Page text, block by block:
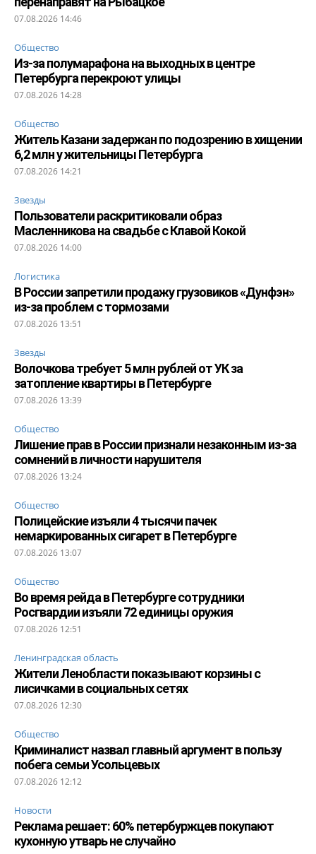
07.08.2026 14:46
Общество
Из-за полумарафона на выходных в центре
Петербурга перекроют улицы
07.08.2026 14:28
Общество
Житель Казани задержан по подозрению в хищении
6,2 млн у жительницы Петербурга
07.08.2026 14:21
Звезды
Пользователи раскритиковали образ
Масленникова на свадьбе с Клавой Кокой
07.08.2026 14:00
Логистика
В России запретили продажу грузовиков «Дунфэн»
из-за проблем с тормозами
07.08.2026 13:51
Звезды
Волочкова требует 5 млн рублей от УК за
затопление квартиры в Петербурге
07.08.2026 13:39
Общество
Лишение прав в России признали незаконным из-за
сомнений в личности нарушителя
07.08.2026 13:24
Общество
Полицейские изъяли 4 тысячи пачек
немаркированных сигарет в Петербурге
07.08.2026 13:07
Общество
Во время рейда в Петербурге сотрудники
Росгвардии изъяли 72 единицы оружия
07.08.2026 12:51
Ленинградская область
Жители Ленобласти показывают корзины с
лисичками в социальных сетях
07.08.2026 12:30
Общество
Криминалист назвал главный аргумент в пользу
побега семьи Усольцевых
07.08.2026 12:12
Новости
Реклама решает: 60% петербуржцев покупают
кухонную утварь не случайно